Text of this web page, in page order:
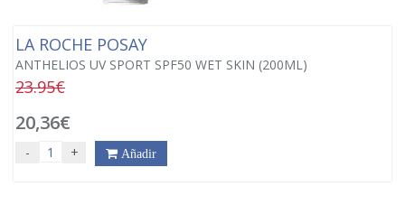
LA ROCHE POSAY
ANTHELIOS UV SPORT SPF50 WET SKIN (200ML)
23.95€
20,36€
- + Añadir